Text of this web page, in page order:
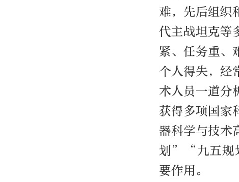
难，先后组织
代主战坦克等
紧、任务重、
个人得失，经
术人员一道分
获得多项国家
器科学与技术
划”“九五规
要作用。